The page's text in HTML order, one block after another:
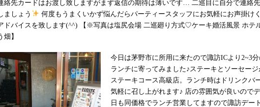
絡先カードはお渡し致しますがまず返信の期待は薄いです… 二巡目に自分で連絡
ましょう
何度もうまくいかず悩んだらパーティースタッフにお気軽にお声掛け
ドバイスを致します(^^) 【※写真は塩尻会場 二巡廻り方式♡ケーキ婚活風景 ホテ
畑】
今日は茅野市に所用に来たので諏訪ICより2~3
ランチに寄ってみました♪ステーキとソーセー
ステーキコース高級店。ランチ時はドリンクバ
気軽に召し上がれます♪ 店の雰囲気が良いので
日も同価格でランチ営業してますので諏訪デー